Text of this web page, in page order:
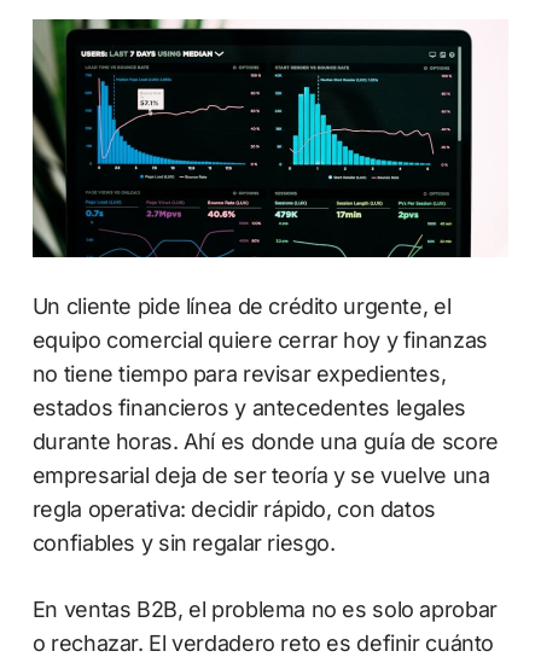
Un cliente pide línea de crédito urgente, el
equipo comercial quiere cerrar hoy y finanzas
no tiene tiempo para revisar expedientes,
estados financieros y antecedentes legales
durante horas. Ahí es donde una guía de score
empresarial deja de ser teoría y se vuelve una
regla operativa: decidir rápido, con datos
confiables y sin regalar riesgo.
En ventas B2B, el problema no es solo aprobar
o rechazar. El verdadero reto es definir cuánto